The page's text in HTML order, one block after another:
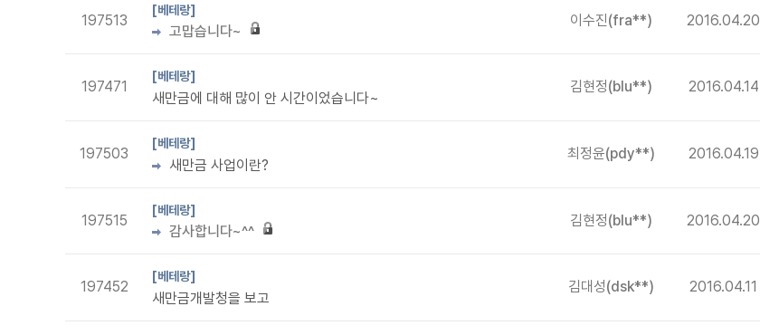
197513
[베테랑]
고맙습니다~
이수진(fra**) 2016.04.20
197471
[베테랑]
새만금에 대해 많이 안 시간이었습니다~
김현정(blu**) 2016.04.14
197503
[베테랑]
새만금 사업이란?
최정윤(pdy**) 2016.04.19
197515
[베테랑]
감사합니다~^^
김현정(blu**) 2016.04.20
197452
[베테랑]
새만금개발청을 보고
김대성(dsk**) 2016.04.11